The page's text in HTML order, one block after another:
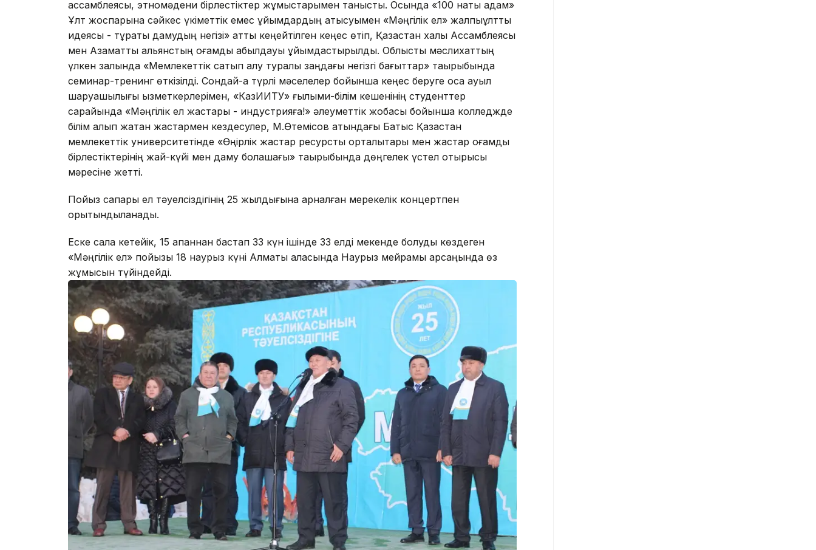
ассамблеясы, этномәдени бірлестіктер жұмыстарымен танысты. Осында «100 нақты қадам»
Ұлт жоспарына сәйкес үкіметтік емес ұйымдардың қатысуымен «Мәңгілік ел» жалпыұлттық
идеясы - тұрақты дамудың негізі» атты кеңейтілген кеңес өтіп, Қазақстан халқы Ассамблеясы
мен Азаматтық альянстың қоғамдық қабылдауы ұйымдастырылды. Облыстық мәслихаттың
үлкен залында «Мемлекеттік сатып алу туралы заңдағы негізгі бағыттар» тақырыбында
семинар-тренинг өткізілді. Сондай-ақ түрлі мәселелер бойынша кеңес беруге қоса ауыл
шаруашылығы қызметкерлерімен, «КазИИТУ» ғылыми-білім кешенінің студенттер
сарайында «Мәңгілік ел жастары - индустрияға!» әлеуметтік жобасы бойынша колледжде
білім алып жатқан жастармен кездесулер, М.Өтемісов атындағы Батыс Қазақстан
мемлекеттік университетінде «Өңірлік жастар ресурстық орталықтары мен жастар қоғамдық
бірлестіктерінің жай-күйі мен даму болашағы» тақырыбында дөңгелек үстел отырысы
мәресіне жетті.
Пойыз сапары ел тәуелсіздігінің 25 жылдығына арналған мерекелік концертпен
қорытындыланады.
Еске сала кетейік, 15 ақпаннан бастап 33 күн ішінде 33 елді мекенде болуды көздеген
«Мәңгілік ел» пойызы 18 наурыз күні Алматы қаласында Наурыз мейрамы қарсаңында өз
жұмысын түйіндейді.